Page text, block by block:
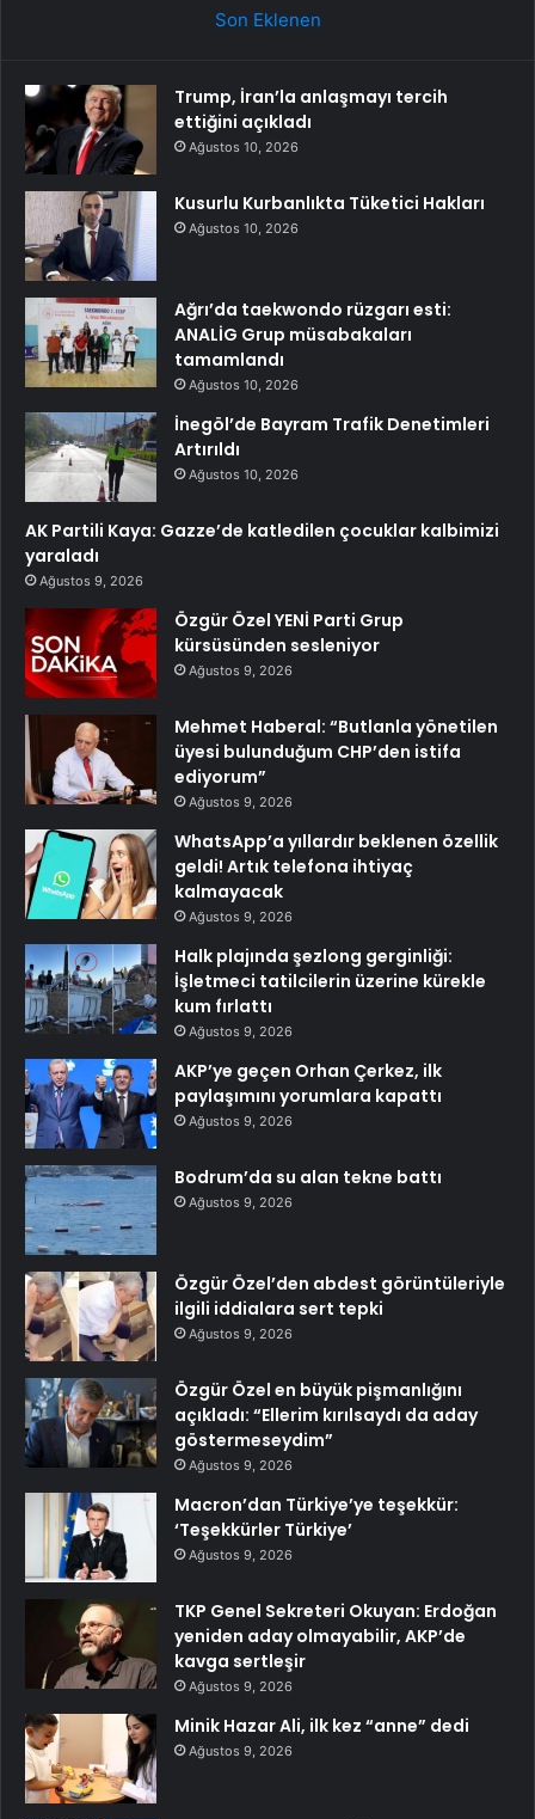
Son Eklenen
Trump, İran’la anlaşmayı tercih
ettiğini açıkladı
Ağustos 10, 2026
Kusurlu Kurbanlıkta Tüketici Hakları
Ağustos 10, 2026
Ağrı’da taekwondo rüzgarı esti:
ANALİG Grup müsabakaları
tamamlandı
Ağustos 10, 2026
İnegöl’de Bayram Trafik Denetimleri
Artırıldı
Ağustos 10, 2026
AK Partili Kaya: Gazze’de katledilen çocuklar kalbimizi
yaraladı
Ağustos 9, 2026
Özgür Özel YENİ Parti Grup
kürsüsünden sesleniyor
Ağustos 9, 2026
Mehmet Haberal: “Butlanla yönetilen
üyesi bulunduğum CHP’den istifa
ediyorum”
Ağustos 9, 2026
WhatsApp’a yıllardır beklenen özellik
geldi! Artık telefona ihtiyaç
kalmayacak
Ağustos 9, 2026
Halk plajında şezlong gerginliği:
İşletmeci tatilcilerin üzerine kürekle
kum fırlattı
Ağustos 9, 2026
AKP’ye geçen Orhan Çerkez, ilk
paylaşımını yorumlara kapattı
Ağustos 9, 2026
Bodrum’da su alan tekne battı
Ağustos 9, 2026
Özgür Özel’den abdest görüntüleriyle
ilgili iddialara sert tepki
Ağustos 9, 2026
Özgür Özel en büyük pişmanlığını
açıkladı: “Ellerim kırılsaydı da aday
göstermeseydim”
Ağustos 9, 2026
Macron’dan Türkiye’ye teşekkür:
‘Teşekkürler Türkiye’
Ağustos 9, 2026
TKP Genel Sekreteri Okuyan: Erdoğan
yeniden aday olmayabilir, AKP’de
kavga sertleşir
Ağustos 9, 2026
Minik Hazar Ali, ilk kez “anne” dedi
Ağustos 9, 2026